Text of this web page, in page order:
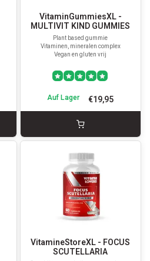
VitaminGummiesXL -
MULTIVIT KIND GUMMIES
Plant based gummie
Vitaminen, mineralen complex
Vegan en gluten vrij
€19,95
Auf Lager
VitamineStoreXL - FOCUS
SCUTELLARIA